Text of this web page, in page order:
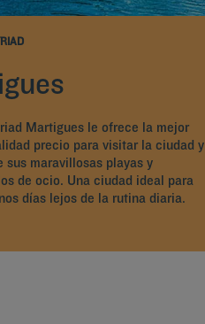
Martigues le ofrece la mejor
precio para visitar la ciudad y
sus maravillosas playas y
de ocio. Una ciudad ideal para
días lejos de la rutina diaria.